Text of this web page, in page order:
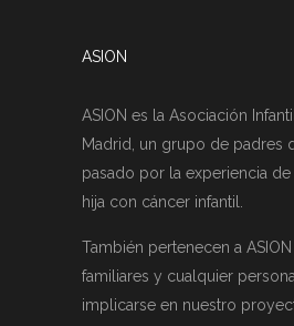
ASION
ASION es la Asociación
Madrid, un grupo de padres
pasado por la experiencia
hija con cáncer infantil.
También pertenecen a ASION
familiares y cualquier
implicarse en nuestro